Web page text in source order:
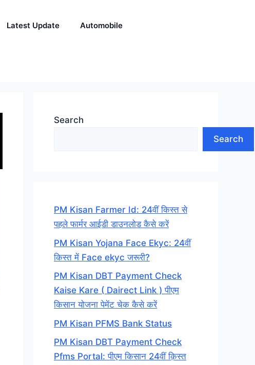
Latest Update Automobile
Search
Search
PM Kisan Farmer Id: 24वीं किस्त से
पहले फार्मर आईडी डाउनलोड कैसे करें
PM Kisan Yojana Face Ekyc: 24वीं
किस्त में Face ekyc जरूरी?
PM Kisan DBT Payment Check
Kaise Kare ( Dairect Link ) पीएम
किसान योजना पेमेंट चेक कैसे करें
PM Kisan PFMS Bank Status
PM Kisan DBT Payment Check
Pfms Portal: पीएम किसान 24वीं क़िस्त